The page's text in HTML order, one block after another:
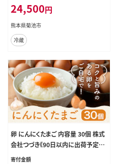
冷蔵 送料無料---043-2019---
24,500円
熊本県菊池市
冷蔵
卵 にんにくたまご 内容量 30個 株式
会社つづき《90日以内に出荷予定
(土日祝除く)》熊本県 菊池市 卵 たま
寄付金額